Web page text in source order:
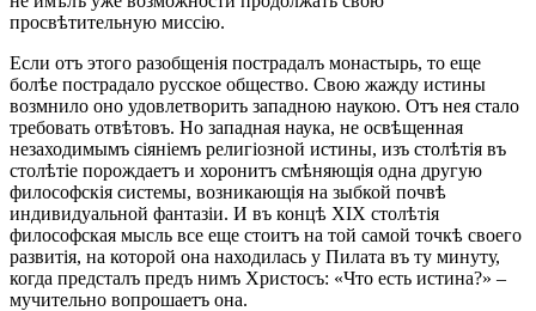
просвѣтительную миссію.
Если отъ этого разобщенія пострадалъ монастырь, то еще
болѣе пострадало русское общество. Свою жажду истины
возмнило оно удовлетворить западною наукою. Отъ нея стало
требовать отвѣтовъ. Но западная наука, не освѣщенная
незаходимымъ сіяніемъ религіозной истины, изъ столѣтія въ
столѣтіе порождаетъ и хоронитъ смѣняющія одна другую
философскія системы, возникающія на зыбкой почвѣ
индивидуальной фантазіи. И въ концѣ XIX столѣтія
философская мысль все еще стоитъ на той самой точкѣ своего
развитія, на которой она находилась у Пилата въ ту минуту,
когда предсталъ предъ нимъ Христосъ: «Что есть истина?» –
мучительно вопрошаетъ она.